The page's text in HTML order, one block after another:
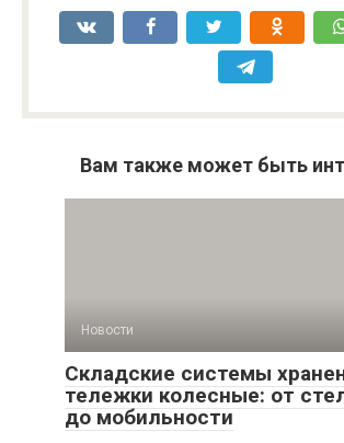
Вам также может быть
Новости
Складские системы
тележки колесные: от
до мобильности